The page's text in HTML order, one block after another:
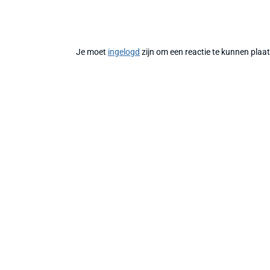
Je moet ingelogd zijn om een reactie te kunnen